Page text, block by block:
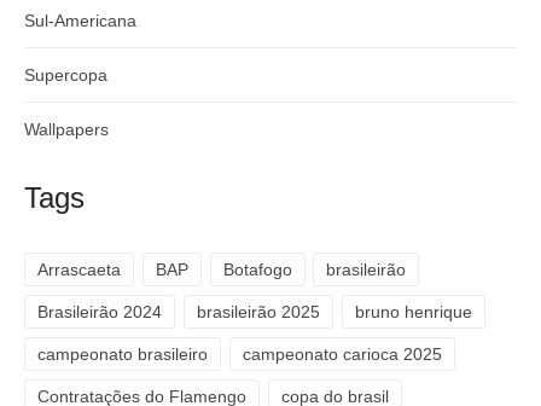
Sul-Americana
Supercopa
Wallpapers
Tags
Arrascaeta BAP Botafogo brasileirão
Brasileirão 2024 brasileirão 2025 bruno henrique
campeonato brasileiro campeonato carioca 2025
Contratações do Flamengo copa do brasil